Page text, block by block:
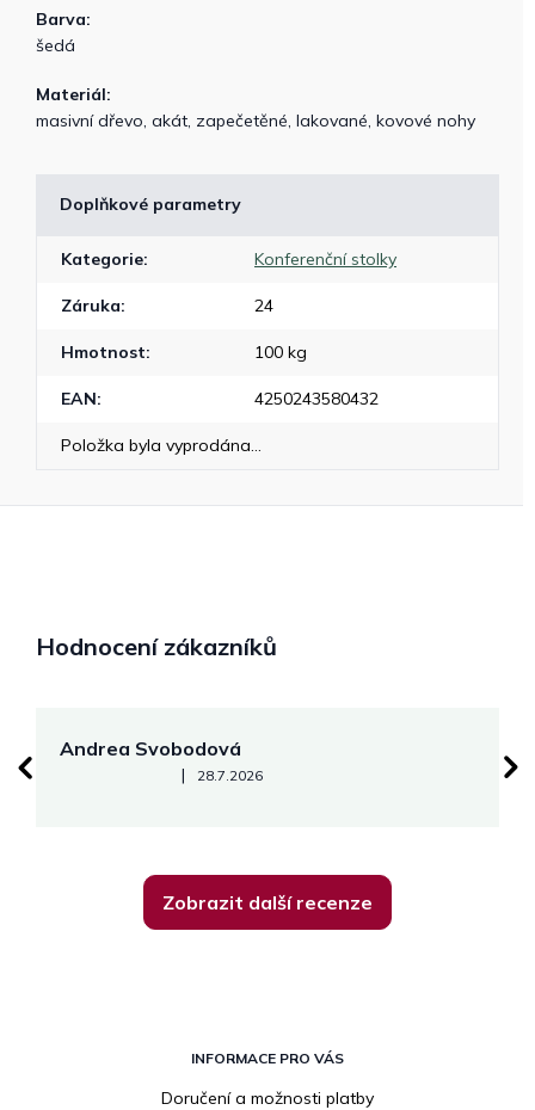
Barva:
šedá
Materiál:
masivní dřevo, akát, zapečetěné, lakované, kovové nohy
Doplňkové parametry
Kategorie: Konferenční stolky
Záruka: 24
Hmotnost: 100 kg
EAN: 4250243580432
Položka byla vyprodána…
Hodnocení zákazníků
Andrea Svobodová
Hodnocení obchodu je 5 z 5 hvězdiček.
| 28.7.2026
Zobrazit další recenze
INFORMACE PRO VÁS
Doručení a možnosti platby